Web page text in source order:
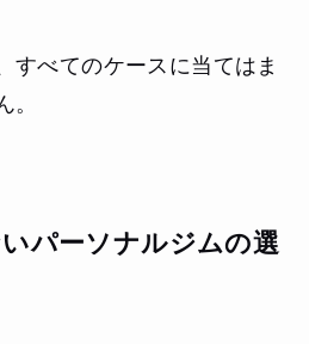
すべてのケースに当てはま
。
パーソナルジムの選